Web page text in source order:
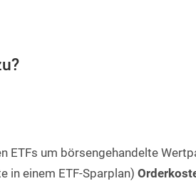
ETFs um börsengehandelte
in einem ETF-Sparplan)